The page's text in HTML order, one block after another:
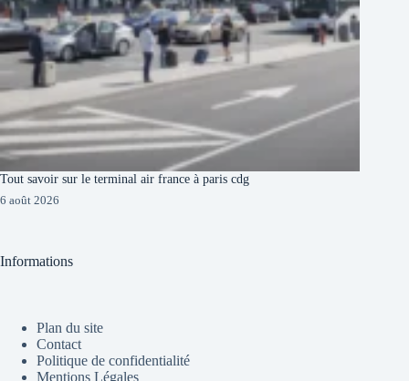
Tout savoir sur le terminal air france à paris cdg
6 août 2026
Informations
Plan du site
Contact
Politique de confidentialité
Mentions Légales